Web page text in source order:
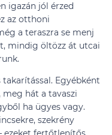
igazán jól érzed
az otthoni
a teraszra se menj
mindig öltözz át utcai
Egyébként
hát a tavaszi
ha ügyes vagy.
szekrény